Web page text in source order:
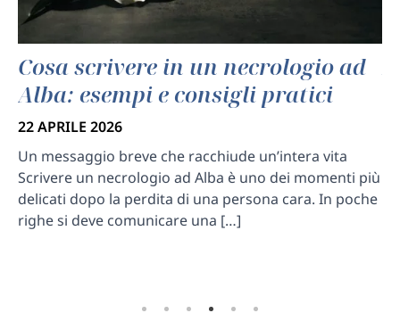
Cosa scrivere in un necrologio ad
Alba: esempi e consigli pratici
22 APRILE 2026
Un messaggio breve che racchiude un’intera vita
Scrivere un necrologio ad Alba è uno dei momenti più
delicati dopo la perdita di una persona cara. In poche
righe si deve comunicare una […]